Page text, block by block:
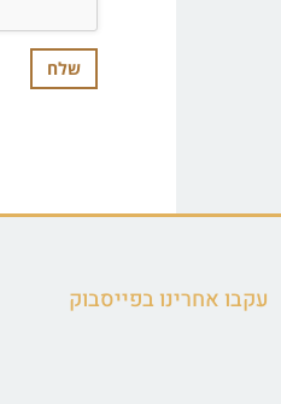
עקבו אחרינו בפייסבוק